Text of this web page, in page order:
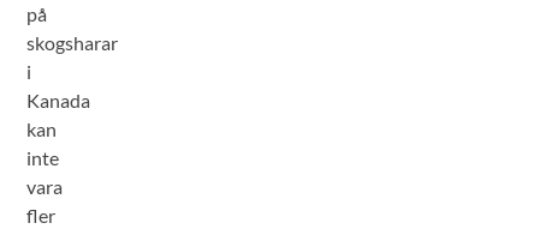
på
skogsharar
i
Kanada
kan
inte
vara
fler